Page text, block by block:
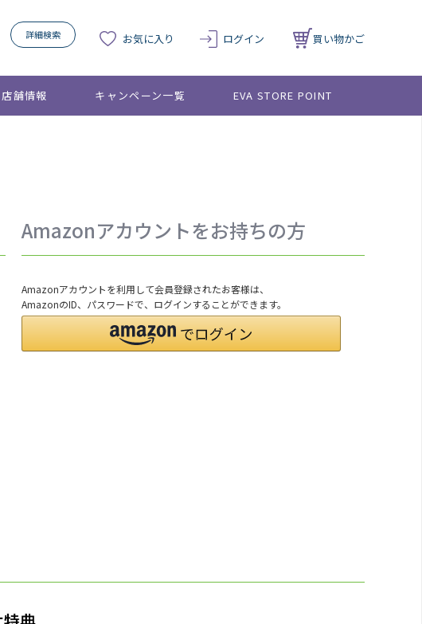
詳細検索 お気に入り ログイン 買い物かご
店舗情報 キャンペーン一覧 EVA STORE POINT
Amazonアカウントをお持ちの方
Amazonアカウントを利用して会員登録されたお客様は、
AmazonのID、パスワードで、ログインすることができます。